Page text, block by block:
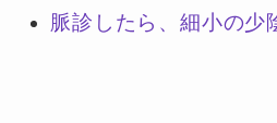
脈診したら、細小の少